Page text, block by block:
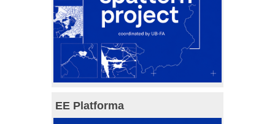
EE Platforma